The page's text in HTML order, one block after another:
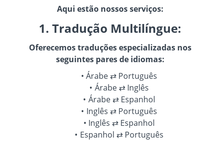
Aqui estão nossos serviços:
1. Tradução Multilíngue:
Oferecemos traduções especializadas nos
seguintes pares de idiomas:
Árabe ⇄ Português
Árabe ⇄ Inglês
Árabe ⇄ Espanhol
Inglês ⇄ Português
Inglês ⇄ Espanhol
Espanhol ⇄ Português